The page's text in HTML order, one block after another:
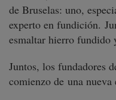
de Bruselas: uno,
experto en fundición.
esmaltar hierro fundido
Juntos, los fundadores
comienzo de una